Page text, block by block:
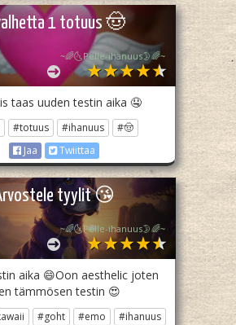
1 totuus 🤠
~🌈🌜Pelle-ihanuus🌛🌈~
taas uuden testin aika 🤤
#totuus #ihanuus
#🤠
Jaa
Twiittaa
tyylit 😘
~🌈🌜Pelle-ihanuus🌛🌈~
aika 😄Oon aesthelic joten
tämmösen testin 😍
#goht #emo
#ihanuus